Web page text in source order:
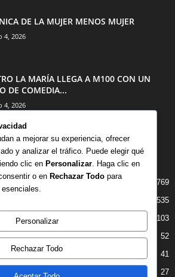
DE LA MUJER MENOS MUJER
4, 2026
LA MARÍA LLEGA A M100 CON UN
DE COMEDIA...
4, 2026
769
535
103
52
41
27
a mejorar su experiencia, ofrecer
y analizar el tráfico. Puede elegir qué
clic en Personalizar . Haga clic en
o en Rechazar Todo para
Personalizar
Rechazar Todo